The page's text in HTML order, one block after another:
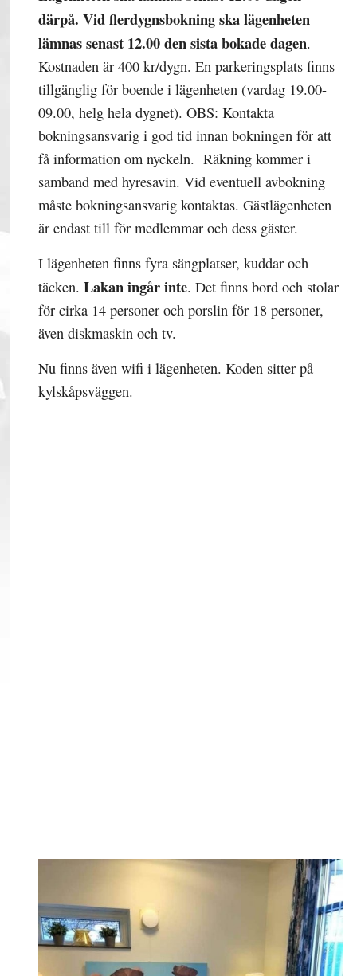
därpå. Vid flerdygnsbokning ska lägenheten
lämnas senast 12.00 den sista bokade dagen.
Kostnaden är 400 kr/dygn. En parkeringsplats finns
tillgänglig för boende i lägenheten (vardag 19.00-
09.00, helg hela dygnet). OBS: Kontakta
bokningsansvarig i god tid innan bokningen för att
få information om nyckeln. Räkning kommer i
samband med hyresavin. Vid eventuell avbokning
måste bokningsansvarig kontaktas. Gästlägenheten
är endast till för medlemmar och dess gäster.
I lägenheten finns fyra sängplatser, kuddar och
täcken.Lakan ingår inte. Det finns bord och stolar
för cirka 14 personer och porslin för 18 personer,
även diskmaskin och tv.
Nu finns även wifi i lägenheten. Koden sitter på
kylskåpsväggen.